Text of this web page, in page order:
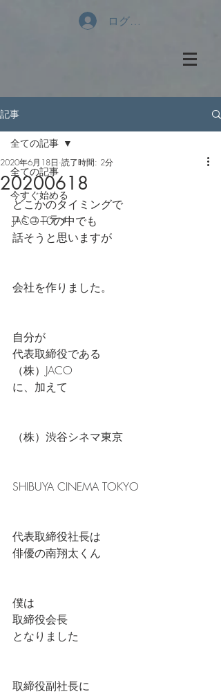
ログイン
記事
全ての記事
今すぐ始める
コミュニティ
全ての記事
20200618
2020年6月18日 読了時間: 2分
どこかのタイミングで
JACO10の中でも
話そうと思いますが
会社を作りました。
自分が
代表取締役である
（株）JACO
に、加えて
（株）渋谷シネマ東京
SHIBUYA CINEMA TOKYO
代表取締役社長は
俳優の南翔太くん
僕は
取締役会長
となりました
取締役副社長に